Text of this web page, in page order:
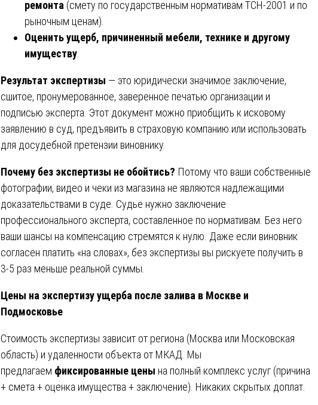
ремонта (смету по государственным нормативам ТСН-2001 и по
рыночным ценам).
Оценить ущерб, причиненный мебели, технике и другому
имуществу
Результат экспертизы — это юридически значимое заключение,
сшитое, пронумерованное, заверенное печатью организации и
подписью эксперта. Этот документ можно приобщить к исковому
заявлению в суд, предъявить в страховую компанию или использовать
для досудебной претензии виновнику.
Почему без экспертизы не обойтись? Потому что ваши собственные
фотографии, видео и чеки из магазина не являются надлежащими
доказательствами в суде. Судье нужно заключение
профессионального эксперта, составленное по нормативам. Без него
ваши шансы на компенсацию стремятся к нулю. Даже если виновник
согласен платить «на словах», без экспертизы вы рискуете получить в
3-5 раз меньше реальной суммы.
Цены на экспертизу ущерба после залива в Москве и
Подмосковье
Стоимость экспертизы зависит от региона (Москва или Московская
область) и удаленности объекта от МКАД. Мы
предлагаем фиксированные цены на полный комплекс услуг (причина
+ смета + оценка имущества + заключение). Никаких скрытых доплат.